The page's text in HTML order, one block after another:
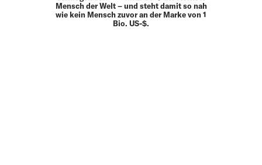
Mensch der Welt – und steht damit so nah
wie kein Mensch zuvor an der Marke von 1
Bio. US-$.